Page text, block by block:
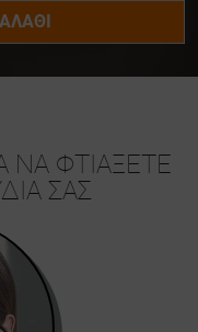
ΝΑ ΦΤΙΆΞΕΤΕ
ΣΑΣ